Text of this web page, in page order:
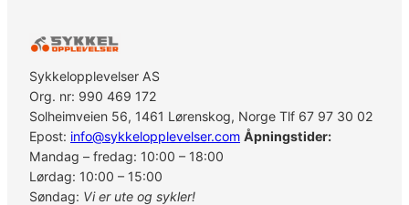
Sykkelopplevelser AS
Org. nr: 990 469 172
Solheimveien 56, 1461 Lørenskog, Norge Tlf 67 97 30 02
Epost: info@sykkelopplevelser.com Åpningstider:
Mandag – fredag: 10:00 – 18:00
Lørdag: 10:00 – 15:00
Søndag: Vi er ute og sykler!